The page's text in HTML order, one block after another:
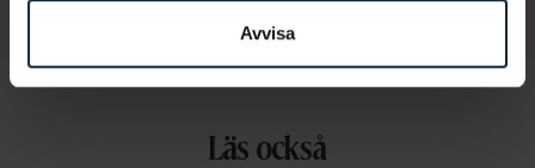
Avvisa
Läs också